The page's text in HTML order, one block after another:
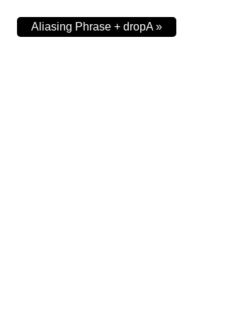
Aliasing Phrase + dropA»